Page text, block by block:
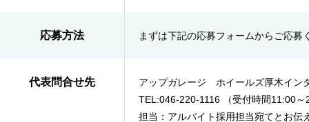
応募方法 まずは下記の応募フォームからご応募
代表問合せ先
アップガレージ ホイールズ厚木イン
TEL:046-220-1116 （受付時間11:00～
担当：アルバイト採用担当宛てとお伝